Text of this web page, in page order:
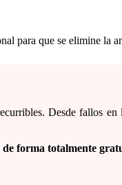
para que se elimine la
Desde fallos
forma totalmente